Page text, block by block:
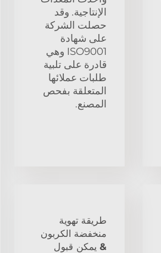
الإنتاجية. وقد
حصلت الشركة
على شهادة
ISO9001 وهي
قادرة على تلبية
طلبات عملائها
المتعلقة بفحص
المصنع.
طريقة تهوية
منخفضة الكربون
& يمكن قبول